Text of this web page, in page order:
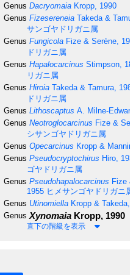
Genus Dacryomaia Kropp, 1990
Genus Fizesereneia Takeda &
サンゴヤドリガニ属
Genus Fungicola Fize & Serène,
ドリガニ属
Genus Hapalocarcinus Stimpson,
リガニ属
Genus Hiroia Takeda & Tamura, 1981
ドリガニ属
Genus Lithoscaptus A. Milne-
Genus Neotroglocarcinus Fize &
シサンゴヤドリガニ属
Genus Opecarcinus Kropp &
Genus Pseudocryptochirus Hiro,
ゴヤドリガニ属
Genus Pseudohapalocarcinus Fize
1955 ヒメサンゴヤドリガニ属
Genus Utinomiella Kropp & Takeda,
Genus Xynomaia Kropp, 1990
直下の階級を表示